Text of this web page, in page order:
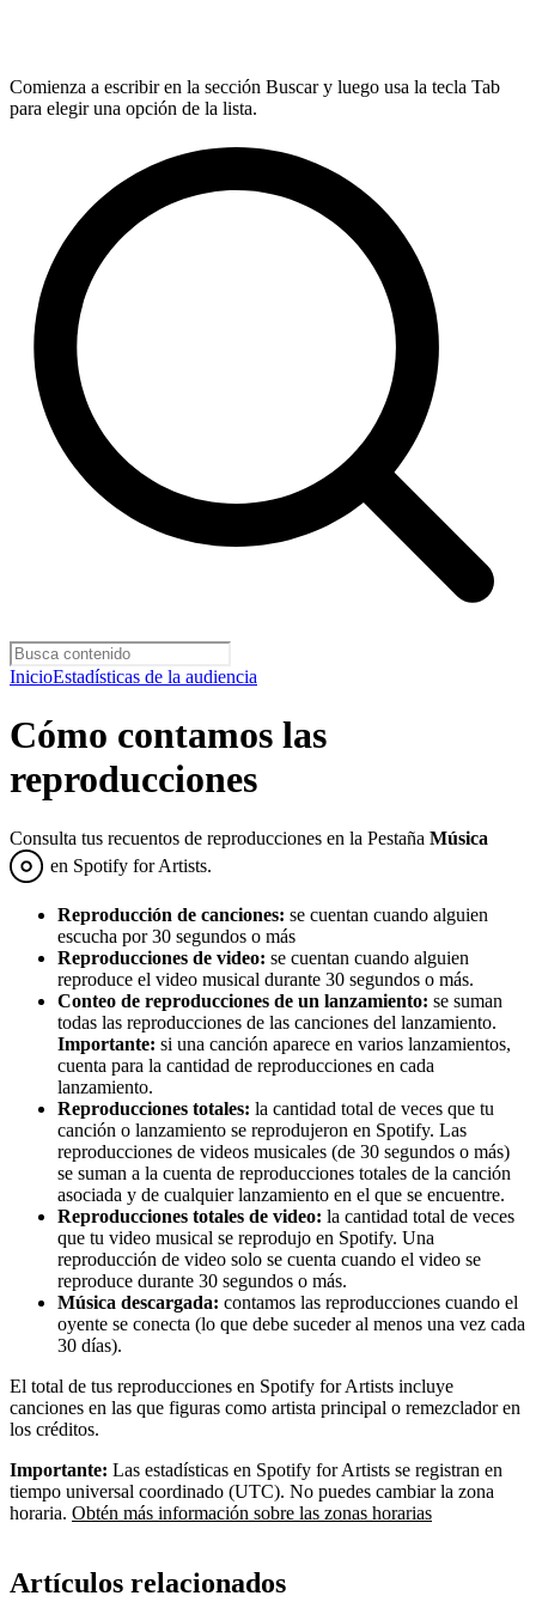
Comienza a escribir en la sección Buscar y luego usa la tecla Tab
para elegir una opción de la lista.
InicioEstadísticas de la audiencia
Cómo contamos las
reproducciones
Consulta tus recuentos de reproducciones en la Pestaña Música
en Spotify for Artists.
Reproducción de canciones: se cuentan cuando alguien
escucha por 30 segundos o más
Reproducciones de video: se cuentan cuando alguien
reproduce el video musical durante 30 segundos o más.
Conteo de reproducciones de un lanzamiento: se suman
todas las reproducciones de las canciones del lanzamiento.
Importante: si una canción aparece en varios lanzamientos,
cuenta para la cantidad de reproducciones en cada
lanzamiento.
Reproducciones totales: la cantidad total de veces que tu
canción o lanzamiento se reprodujeron en Spotify. Las
reproducciones de videos musicales (de 30 segundos o más)
se suman a la cuenta de reproducciones totales de la canción
asociada y de cualquier lanzamiento en el que se encuentre.
Reproducciones totales de video: la cantidad total de veces
que tu video musical se reprodujo en Spotify. Una
reproducción de video solo se cuenta cuando el video se
reproduce durante 30 segundos o más.
Música descargada: contamos las reproducciones cuando el
oyente se conecta (lo que debe suceder al menos una vez cada
30 días).
El total de tus reproducciones en Spotify for Artists incluye
canciones en las que figuras como artista principal o remezclador en
los créditos.
Importante: Las estadísticas en Spotify for Artists se registran en
tiempo universal coordinado (UTC). No puedes cambiar la zona
horaria. Obtén más información sobre las zonas horarias
Artículos relacionados